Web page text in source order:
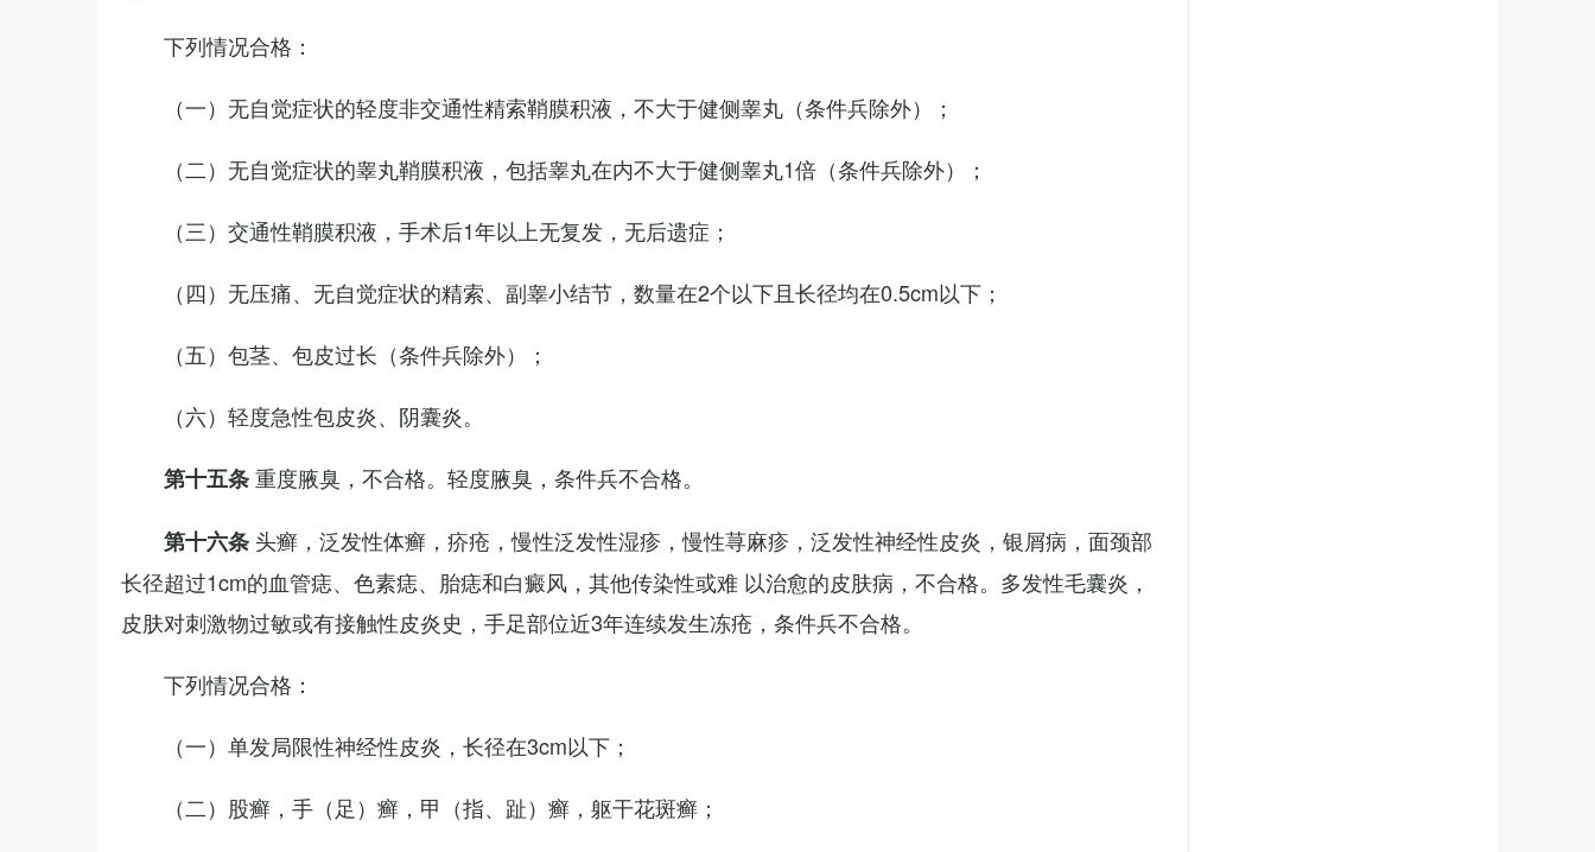
下列情况合格：
（一）无自觉症状的轻度非交通性精索鞘膜积液，不大于健侧睾丸（条件兵除外）；
（二）无自觉症状的睾丸鞘膜积液，包括睾丸在内不大于健侧睾丸1倍（条件兵除外）；
（三）交通性鞘膜积液，手术后1年以上无复发，无后遗症；
（四）无压痛、无自觉症状的精索、副睾小结节，数量在2个以下且长径均在0.5cm以下；
（五）包茎、包皮过长（条件兵除外）；
（六）轻度急性包皮炎、阴囊炎。
第十五条重度腋臭，不合格。轻度腋臭，条件兵不合格。
第十六条 头癣，泛发性体癣，疥疮，慢性泛发性湿疹，慢性荨麻疹，泛发性神经性皮炎，银屑病，面颈部
长径超过1cm的血管痣、色素痣、胎痣和白癜风，其他传染性或难 以治愈的皮肤病，不合格。多发性毛囊炎，
皮肤对刺激物过敏或有接触性皮炎史，手足部位近3年连续发生冻疮，条件兵不合格。
下列情况合格：
（一）单发局限性神经性皮炎，长径在3cm以下；
（二）股癣，手（足）癣，甲（指、趾）癣，躯干花斑癣；